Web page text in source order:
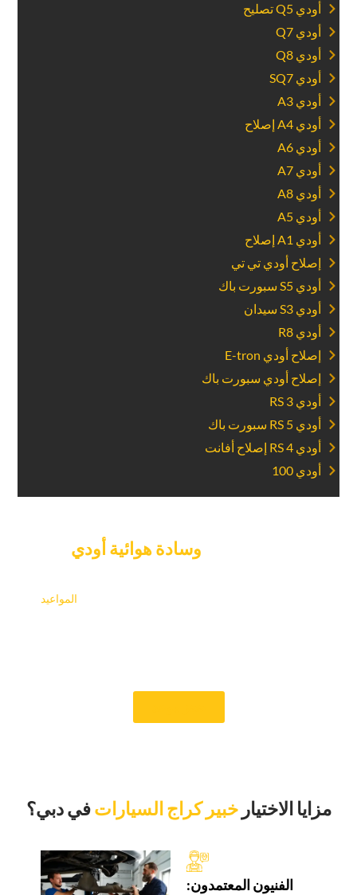
‏أودي Q5 تصليح‏
‏أودي Q7‏
‏أودي Q8‏
‏أودي SQ7‏
‏أودي A3‏
‏أودي A4 إصلاح‏
‏أودي A6‏
‏أودي A7‏
‏أودي A8‏
‏أودي A5‏
‏أودي A1 إصلاح‏
‏إصلاح أودي تي تي‏
‏أودي S5 سبورت باك‏
‏أودي S3 سيدان‏
‏أودي R8‏
‏إصلاح أودي E-tron‏
‏إصلاح أودي سبورت باك‏
‏أودي RS 3‏
‏أودي RS 5 سبورت باك‏
‏أودي RS 4 إصلاح أفانت‏
‏أودي 100‏
‏وسادة هوائية أودي‏
‏المواعيد‏
‏مزايا الاختيار‏ خبير كراج السيارات‏في دبي؟‏
‏الفنيون المعتمدون:‏